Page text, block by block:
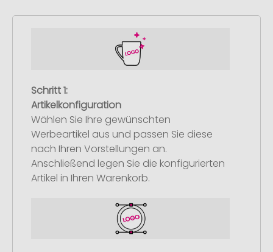
Schritt 1:
Artikelkonfiguration
Wählen Sie Ihre gewünschten
Werbeartikel aus und passen Sie diese
nach Ihren Vorstellungen an.
Anschließend legen Sie die konfigurierten
Artikel in Ihren Warenkorb.